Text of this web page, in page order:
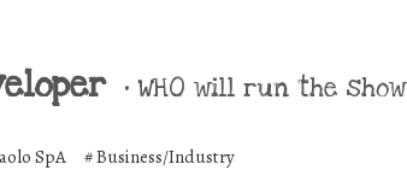
• WHO will run the show
SpA #Business/Industry